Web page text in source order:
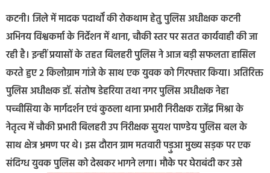
कटनी। जिले में मादक पदार्थों की रोकथाम हेतु पुलिस अधीक्षक कटनी
अभिनय विश्वकर्मा के निर्देशन में थाना, चौकी स्तर पर सतत कार्यवाही की जा
रही है। इन्हीं प्रयासों के तहत बिलहरी पुलिस ने आज बड़ी सफलता हासिल
करते हुए 2 किलोग्राम गांजे के साथ एक युवक को गिरफ्तार किया। अतिरिक्त
पुलिस अधीक्षक डॉ. संतोष डेहरिया तथा नगर पुलिस अधीक्षक नेहा
पच्चीसिया के मार्गदर्शन एवं कुठला थाना प्रभारी निरीक्षक राजेंद्र मिश्रा के
नेतृत्व में चौकी प्रभारी बिलहरी उप निरीक्षक सुयश पाण्डेय पुलिस बल के
साथ क्षेत्र भ्रमण पर थे। इस दौरान ग्राम मतवारी पड़ुआ मुख्य सड़क पर एक
संदिग्ध युवक पुलिस को देखकर भागने लगा। मौके पर घेराबंदी कर उसे